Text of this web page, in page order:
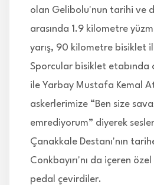
olan Gelibolu'nun tarihi ve
arasında 1.9 kilometre
yarış, 90 kilometre bisiklet
Sporcular bisiklet etabında
ile Yarbay Mustafa Kemal
askerlerimize “Ben size
emrediyorum” diyerek
Çanakkale Destanı'nın
Conkbayırı'nı da içeren
pedal çevirdiler.